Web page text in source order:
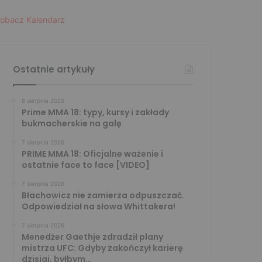
Kalendarz
Ostatnie artykuły
8 sierpnia 2026
Prime MMA 18: typy, kursy i zakłady
bukmacherskie na galę
7 sierpnia 2026
PRIME MMA 18: Oficjalne ważenie i
ostatnie face to face [VIDEO]
7 sierpnia 2026
Błachowicz nie zamierza odpuszczać.
Odpowiedział na słowa Whittakera!
7 sierpnia 2026
Menedżer Gaethje zdradził plany
mistrza UFC: Gdyby zakończył karierę
dzisiaj, byłbym…